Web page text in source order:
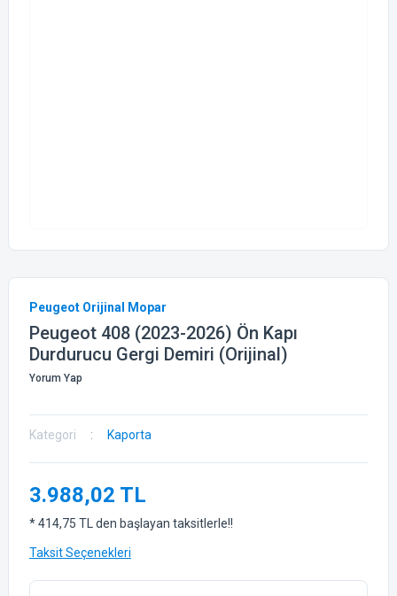
Peugeot Orijinal Mopar
Peugeot 408 (2023-2026) Ön Kapı
Durdurucu Gergi Demiri (Orijinal)
Yorum Yap
Kategori Kaporta
3.988,02 TL
* 414,75 TL den başlayan taksitlerle!!
Taksit Seçenekleri